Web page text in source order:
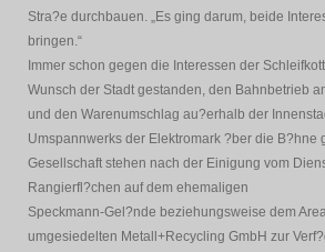
Stra?e durchbauen. „Es ging darum, beide
bringen.“
Immer schon gegen die Interessen der
Wunsch der Stadt gestanden, den Bahnbetrieb
und den Warenumschlag au?erhalb der
Umspannwerks der Elektromark ?ber die B?hne
Gesellschaft stehen nach der Einigung vom
Rangierfl?chen auf dem ehemaligen
Speckmann-Gel?nde beziehungsweise dem
umgesiedelten Metall+Recycling GmbH zur